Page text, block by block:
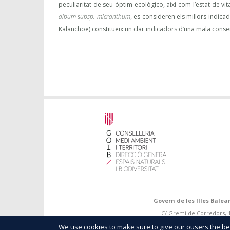
peculiaritat de seu òptim ecològico, així com l’estat de
album subsp. micranthum, es consideren els millors
Kalanchoe) constitueix un clar indicadors d’una mala
Govern de les Illes
C/ Gremi de Corredors,
We use cookies to make sure to give our ousers the